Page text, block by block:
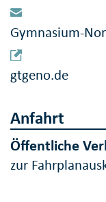
Gymnasium-
gtgeno.de
Anfahrt
Öffentliche
zur